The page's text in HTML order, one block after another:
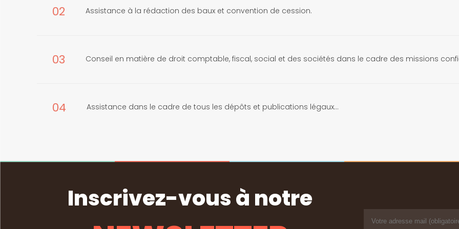
02 Assistance à la rédaction des baux et convention de cession.
03 Conseil en matière de droit comptable, fiscal, social et des sociétés dans le cadre des missions
04 Assistance dans le cadre de tous les dépôts et publications légaux...
Inscrivez-vous à notre